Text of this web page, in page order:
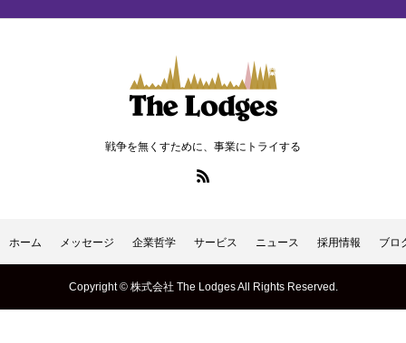
戦争を無くすために、事業にトライする
ホーム メッセージ 企業哲学 サービス ニュース 採用情報 ブロ
Copyright © 株式会社 The Lodges All Rights Reserved.